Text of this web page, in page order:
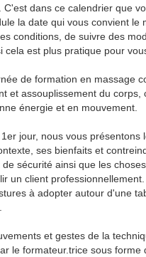
C'est dans ce calendrier que
la date qui vous convient le
conditions, de suivre des
cela est plus pratique pour
de formation en massage
et assouplissement du corps,
énergie et en mouvement.
jour, nous vous présentons
ses bienfaits et
sécurité ainsi que les
un client
à adopter autour d'une
et gestes de la
le formateur.trice sous forme